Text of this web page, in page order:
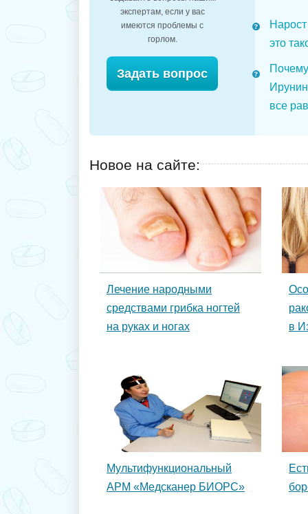
экспертам, если у вас
имеются проблемы с
горлом.
Задать вопрос
это
все
Новое на сайте:
Лечение народными
средствами грибка ногтей
на руках и ногах
в
Мультифункциональный
АРМ «Медсканер БИОРС»